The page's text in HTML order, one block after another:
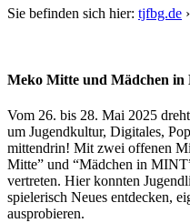
Sie befinden sich hier: tjfbg.de ›
Meko Mitte und Mädchen
Vom 26. bis 28. Mai 2025
um Jugendkultur, Digitales,
mittendrin! Mit zwei offenen
Mitte” und “Mädchen in
vertreten. Hier konnten
spielerisch Neues entdecken,
ausprobieren.